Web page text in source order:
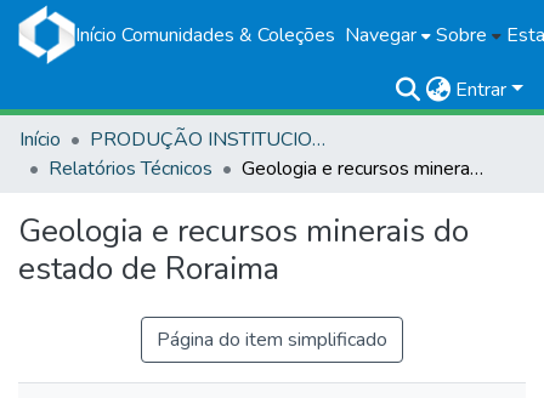
Início Comunidades & Coleções Navegar Sobre
Entrar
Início
PRODUÇÃO INSTITUCIONAL
Relatórios Técnicos
Geologia e recursos minerais do estado de Roraima
Geologia e recursos minerais do
estado de Roraima
Página do item simplificado